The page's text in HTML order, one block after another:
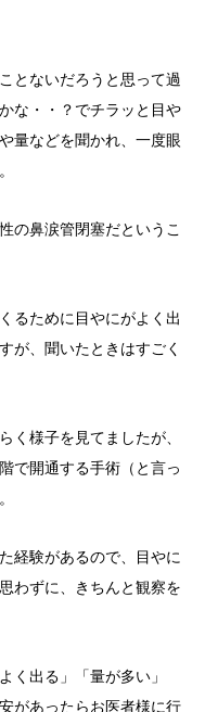
とないだろうと思って過
な・・？でチラッと目や
量などを聞かれ、一度眼
の鼻涙管閉塞だというこ
るために目やにがよく出
が、聞いたときはすごく
く様子を見てましたが、
で開通する手術（と言っ
経験があるので、目やに
わずに、きちんと観察を
く出る」「量が多い」
があったらお医者様に行